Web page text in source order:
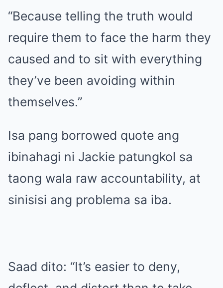
“Because telling the truth would
require them to face the harm they
caused and to sit with everything
they’ve been avoiding within
themselves.”
Isa pang borrowed quote ang
ibinahagi ni Jackie patungkol sa
taong wala raw accountability, at
sinisisi ang problema sa iba.
Saad dito: “It’s easier to deny,